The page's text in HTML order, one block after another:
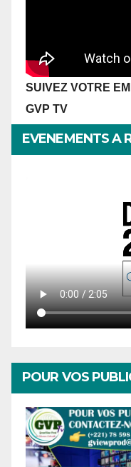
SUIVEZ VOTRE
GVP TV
EVENEMENTS A
POUR VOS